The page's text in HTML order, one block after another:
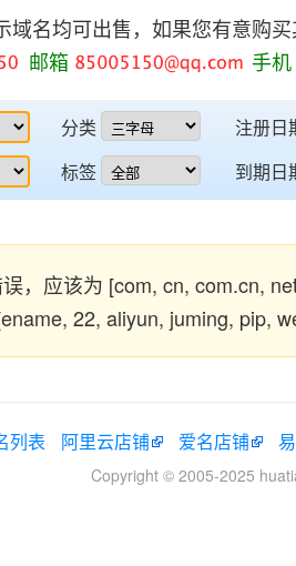
域名均可出售，如果您有意购
邮箱 手机
分类
标签
注册日
到期日
，应该为 [com, cn, com.cn,
22, aliyun, juming, pip,
列表 阿里云店铺 爱名店铺
Copyright © 2005-2025